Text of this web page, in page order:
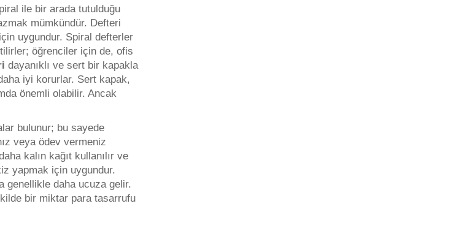
ile bir arada tutulduğu
mümkündür. Defteri
uygundur. Spiral defterler
öğrenciler için de, ofis
dayanıklı ve sert bir kapakla
iyi korurlar. Sert kapak,
önemli olabilir. Ancak
bulunur; bu sayede
veya ödev vermeniz
kalın kağıt kullanılır ve
yapmak için uygundur.
genellikle daha ucuza gelir.
bir miktar para tasarrufu